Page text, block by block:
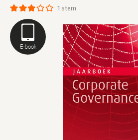
E-book
1 stem